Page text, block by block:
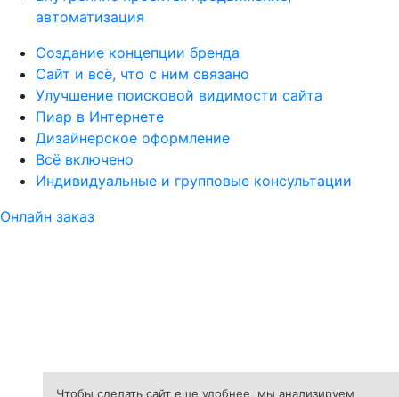
автоматизация
Создание концепции бренда
Сайт и всё, что с ним связано
Улучшение поисковой видимости сайта
Пиар в Интернете
Дизайнерское оформление
Всё включено
Индивидуальные и групповые консультации
Онлайн заказ
Чтобы сделать сайт еще удобнее, мы анализируем